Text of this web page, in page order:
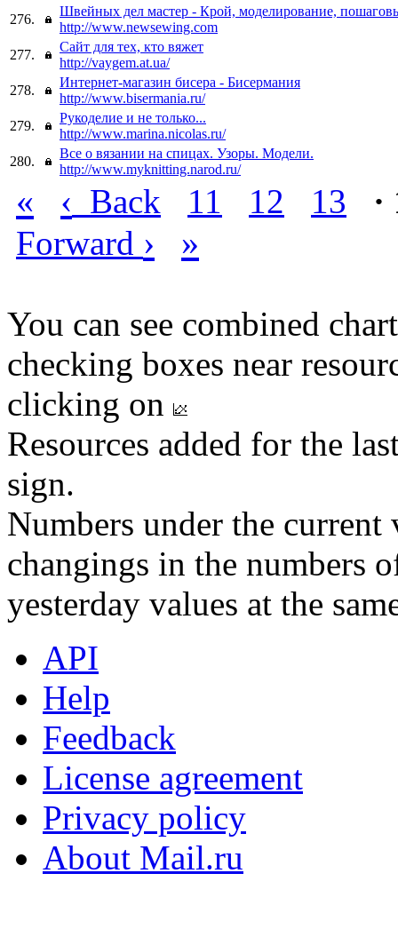
276.
Швейных дел мастер - Крой, моделирование,
http://www.newsewing.com
277.
Сайт для тех, кто вяжет
http://vaygem.at.ua/
278.
Интернет-магазин бисера - Бисермания
http://www.bisermania.ru/
279.
Рукоделие и не только...
http://www.marina.nicolas.ru/
280.
Все о вязании на спицах. Узоры. Модели.
http://www.myknitting.narod.ru/
« ‹ Back 11 12 13
·
Forward › »
You can see combined
checking boxes near
clicking on
Resources added for the
sign.
Numbers under the
changings in the numbers
yesterday values at the
API
Help
Feedback
License agreement
Privacy policy
About Mail.ru